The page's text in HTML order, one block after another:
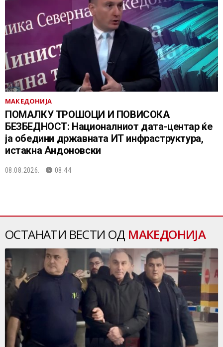
МАКЕДОНИЈА
ПОМАЛКУ ТРОШОЦИ И ПОВИСОКА
БЕЗБЕДНОСТ: Националниот дата-центар ќе
ја обедини државната ИТ инфраструктура,
истакна Андоновски
08.08.2026. 08:44
ОСТАНАТИ ВЕСТИ ОД МАКЕДОНИЈА